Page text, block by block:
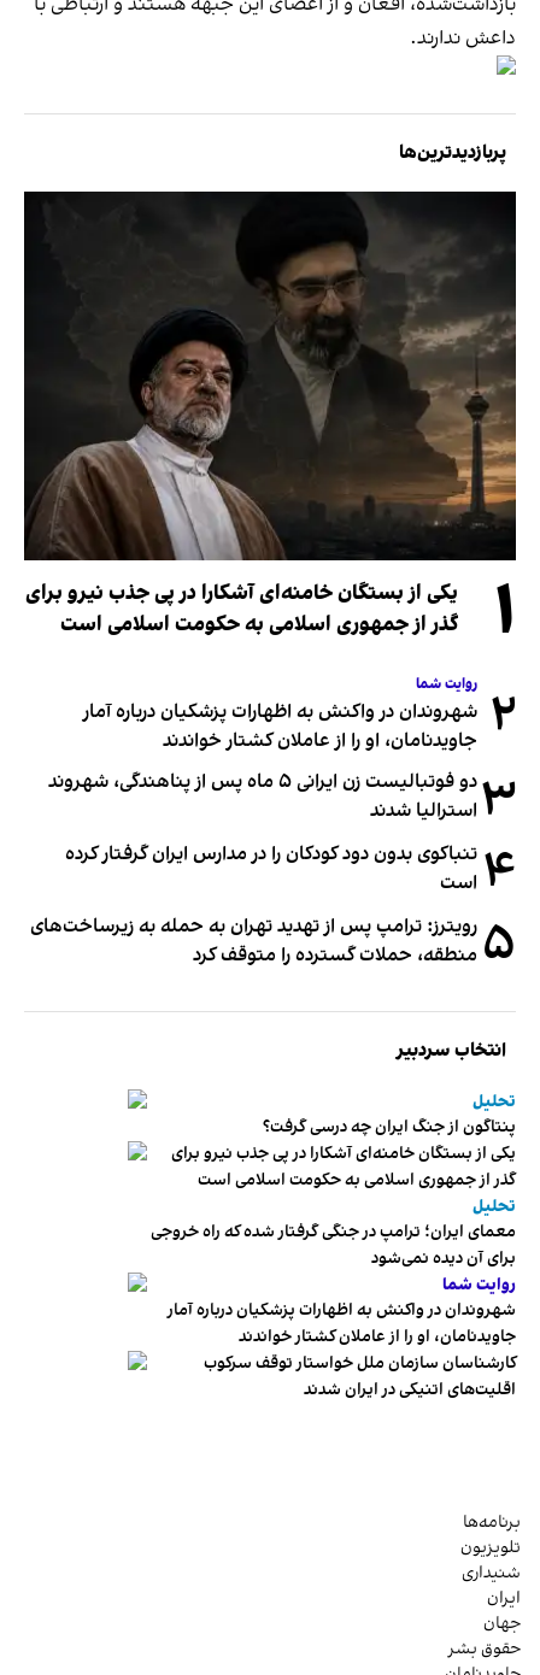
داعش ندارند.
پربازدیدترین‌ها
۱
یکی از بستگان خامنه‌ای آشکارا در پی جذب نیرو برای
گذر از جمهوری اسلامی به حکومت اسلامی است
۲ روایت شما
شهروندان در واکنش به اظهارات پزشکیان درباره آمار
جاویدنامان، او را از عاملان کشتار خواندند
۳
دو فوتبالیست زن ایرانی ۵ ماه پس از پناهندگی، شهروند
استرالیا شدند
۴ تنباکوی بدون دود کودکان را در مدارس ایران گرفتار کرده
است
۵ رویترز: ترامپ پس از تهدید تهران به حمله به زیرساخت‌های
منطقه، حملات گسترده را متوقف کرد
انتخاب سردبیر
تحلیل
پنتاگون از جنگ ایران چه درسی گرفت؟
یکی از بستگان خامنه‌ای آشکارا در پی جذب نیرو برای
گذر از جمهوری اسلامی به حکومت اسلامی است
تحلیل
معمای ایران؛ ترامپ در جنگی گرفتار شده که راه خروجی
برای آن دیده نمی‌شود
روایت شما
شهروندان در واکنش به اظهارات پزشکیان درباره آمار
جاویدنامان، او را از عاملان کشتار خواندند
کارشناسان سازمان ملل خواستار توقف سرکوب
اقلیت‌های اتنیکی در ایران شدند
برنامه‌ها
تلویزیون
شنیداری
ایران
جهان
حقوق بشر